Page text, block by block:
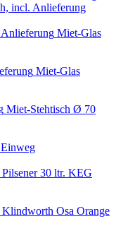
incl. Anlieferung
Miet-Glas
Miet-Glas
Miet-Stehtisch Ø 70
Pilsener 30 ltr. KEG
Klindworth Osa Orange